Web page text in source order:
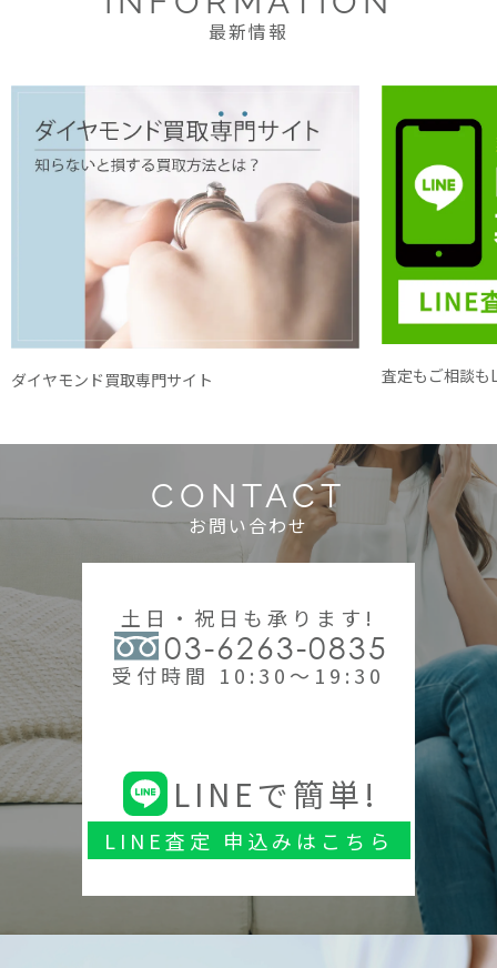
最新情報
ダイヤモンド買取専門サイト 査定もご相談も
CONTACT
お問い合わせ
土日・祝日も承ります!
03-6263-0835
受付時間 10:30～19:30
LINEで簡単!
LINE査定 申込みはこちら